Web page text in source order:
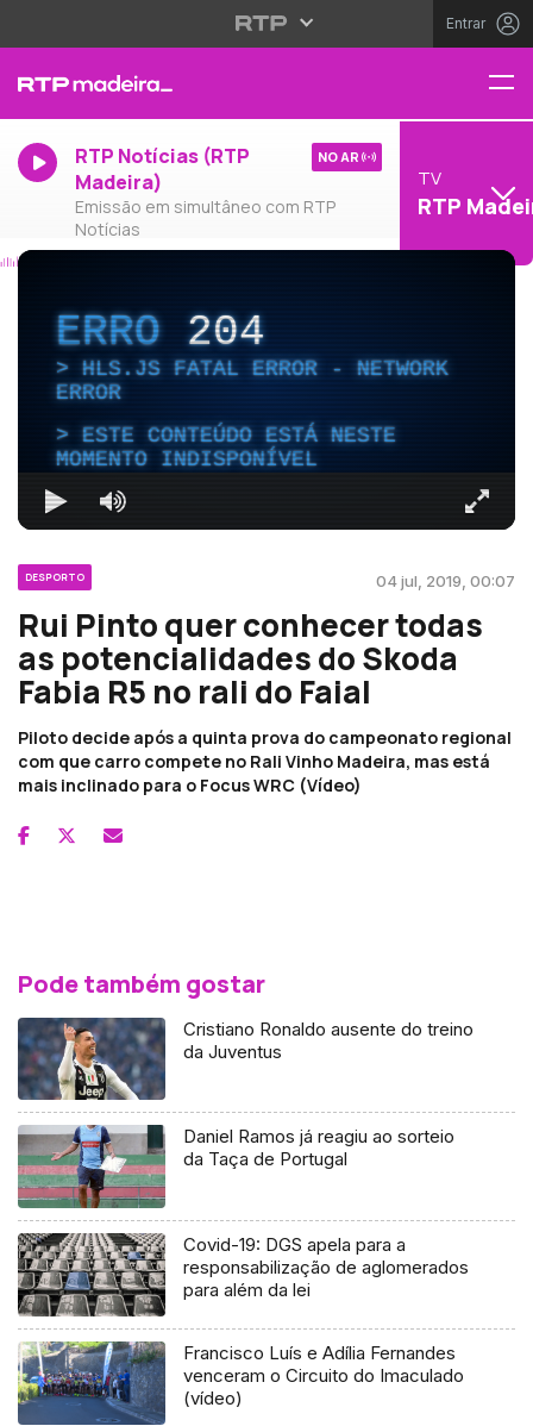
Entrar
RTP Notícias (RTP
Madeira)
Emissão em simultâneo com RTP
Notícias
NO AR
TV
RTP
ERRO204
HLS.JS FATAL ERROR - NETWORK
ERROR
ESTE CONTEÚDO ESTÁ NESTE
MOMENTO INDISPONÍVEL
DESPORTO 04 jul, 2019, 00:07
Rui Pinto quer conhecer todas
as potencialidades do Skoda
Fabia R5 no rali do Faial
Piloto decide após a quinta prova do campeonato regional
com que carro compete no Rali Vinho Madeira, mas está
mais inclinado para o Focus WRC (Vídeo)
Pode também gostar
Cristiano Ronaldo ausente do treino
da Juventus
Daniel Ramos já reagiu ao sorteio
da Taça de Portugal
Covid-19: DGS apela para a
responsabilização de aglomerados
para além da lei
Francisco Luís e Adília Fernandes
venceram o Circuito do Imaculado
(vídeo)